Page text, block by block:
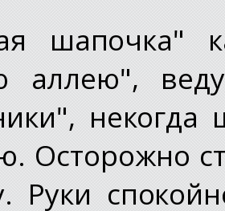
аллею",
Осторожно
Руки